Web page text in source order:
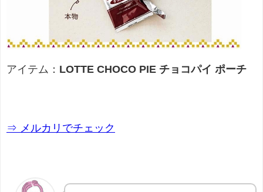
アイテム： LOTTE CHOCO PIE チョコパイ ポーチ
⇒ メルカリでチェック